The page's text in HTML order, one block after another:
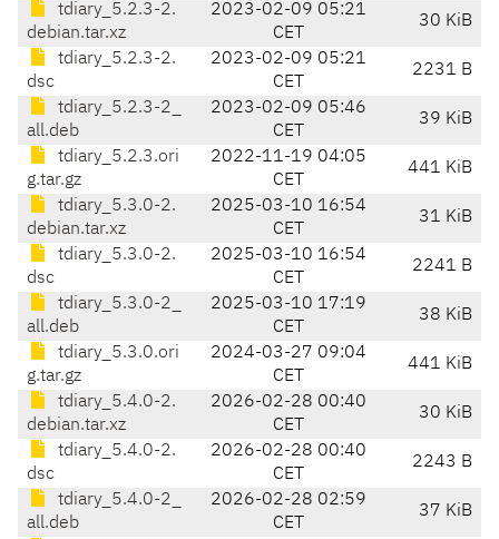
tdiary_5.2.3-2.
debian.tar.xz
2023-02-09 05:21
CET
30 KiB
tdiary_5.2.3-2.
dsc
2023-02-09 05:21
CET
2231 B
tdiary_5.2.3-2_
all.deb
2023-02-09 05:46
CET
39 KiB
tdiary_5.2.3.ori
g.tar.gz
2022-11-19 04:05
CET
441 KiB
tdiary_5.3.0-2.
debian.tar.xz
2025-03-10 16:54
CET
31 KiB
tdiary_5.3.0-2.
dsc
2025-03-10 16:54
CET
2241 B
tdiary_5.3.0-2_
all.deb
2025-03-10 17:19
CET
38 KiB
tdiary_5.3.0.ori
g.tar.gz
2024-03-27 09:04
CET
441 KiB
tdiary_5.4.0-2.
debian.tar.xz
2026-02-28 00:40
CET
30 KiB
tdiary_5.4.0-2.
dsc
2026-02-28 00:40
CET
2243 B
tdiary_5.4.0-2_
all.deb
2026-02-28 02:59
CET
37 KiB